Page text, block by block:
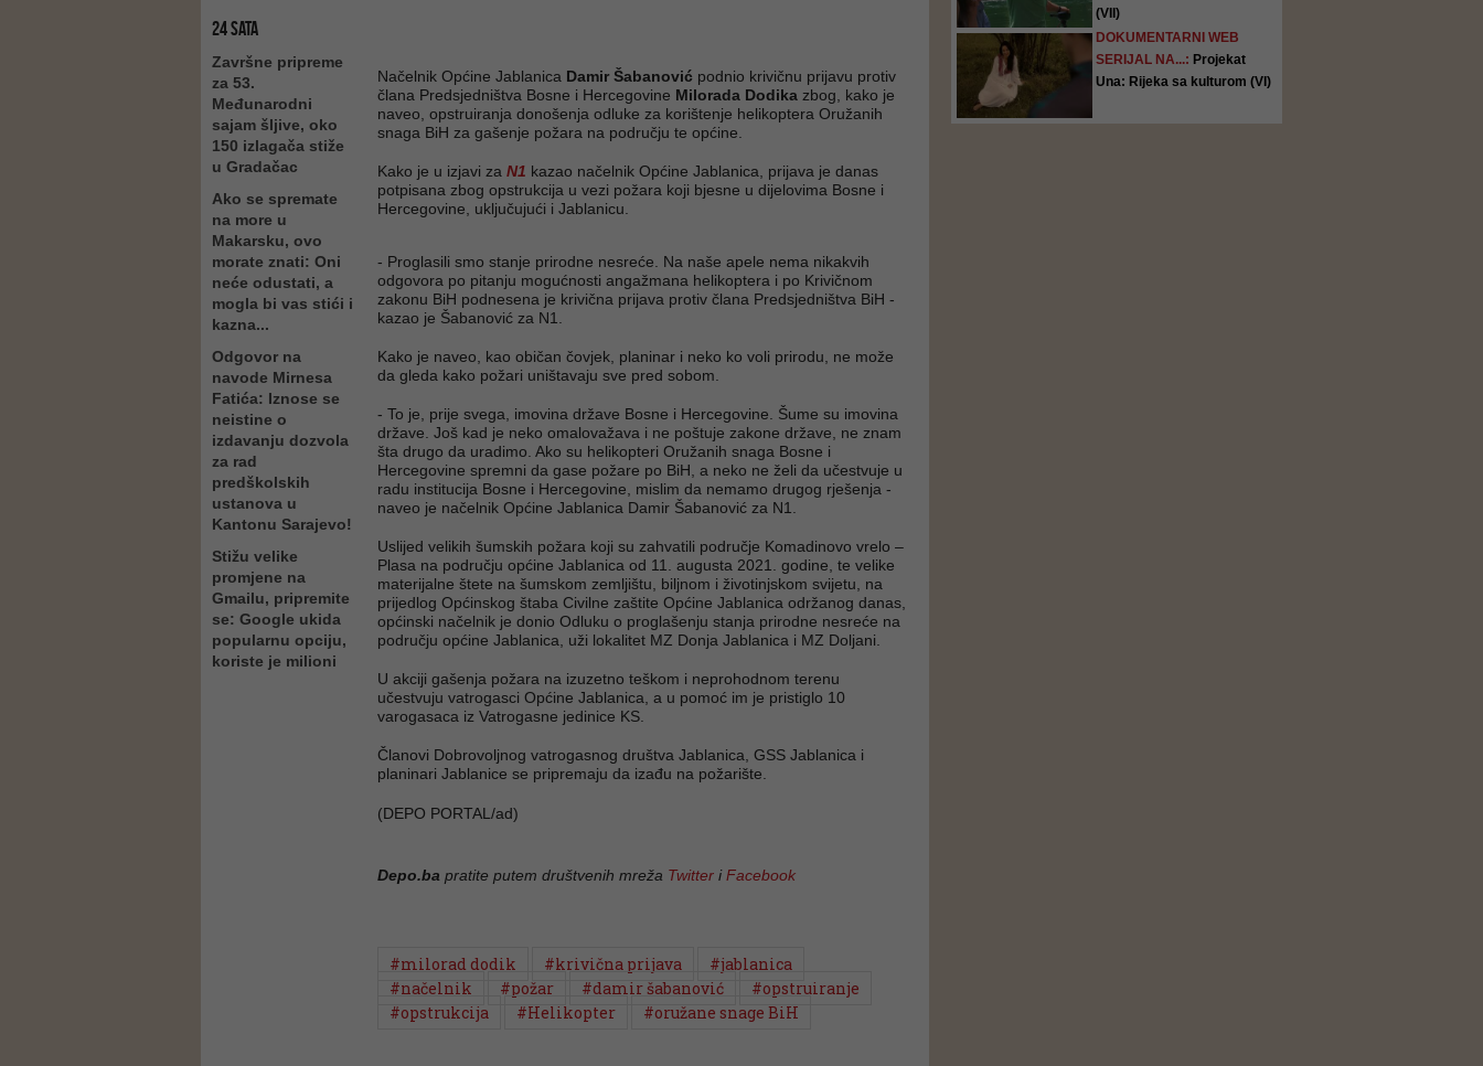
24 SATA
Završne pripreme
za 53.
Međunarodni
sajam šljive, oko
150 izlagača stiže
u Gradačac
Ako se spremate
na more u
Makarsku, ovo
morate znati: Oni
neće odustati, a
mogla bi vas stići i
kazna...
Odgovor na
navode Mirnesa
Fatića: Iznose se
neistine o
izdavanju dozvola
za rad
predškolskih
ustanova u
Kantonu Sarajevo!
Stižu velike
promjene na
Gmailu, pripremite
se: Google ukida
popularnu opciju,
koriste je milioni
Načelnik Općine Jablanica Damir Šabanović podnio krivičnu prijavu protiv
člana Predsjedništva Bosne i Hercegovine Milorada Dodika zbog, kako je
naveo, opstruiranja donošenja odluke za korištenje helikoptera Oružanih
snaga BiH za gašenje požara na području te općine.
Kako je u izjavi za N1 kazao načelnik Općine Jablanica, prijava je danas
potpisana zbog opstrukcija u vezi požara koji bjesne u dijelovima Bosne i
Hercegovine, uključujući i Jablanicu.
- Proglasili smo stanje prirodne nesreće. Na naše apele nema nikakvih
odgovora po pitanju mogućnosti angažmana helikoptera i po Krivičnom
zakonu BiH podnesena je krivična prijava protiv člana Predsjedništva BiH -
kazao je Šabanović za N1.
Kako je naveo, kao običan čovjek, planinar i neko ko voli prirodu, ne može
da gleda kako požari uništavaju sve pred sobom.
- To je, prije svega, imovina države Bosne i Hercegovine. Šume su imovina
države. Još kad je neko omalovažava i ne poštuje zakone države, ne znam
šta drugo da uradimo. Ako su helikopteri Oružanih snaga Bosne i
Hercegovine spremni da gase požare po BiH, a neko ne želi da učestvuje u
radu institucija Bosne i Hercegovine, mislim da nemamo drugog rješenja -
naveo je načelnik Općine Jablanica Damir Šabanović za N1.
Uslijed velikih šumskih požara koji su zahvatili područje Komadinovo vrelo –
Plasa na području općine Jablanica od 11. augusta 2021. godine, te velike
materijalne štete na šumskom zemljištu, biljnom i životinjskom svijetu, na
prijedlog Općinskog štaba Civilne zaštite Općine Jablanica održanog danas,
općinski načelnik je donio Odluku o proglašenju stanja prirodne nesreće na
području općine Jablanica, uži lokalitet MZ Donja Jablanica i MZ Doljani.
U akciji gašenja požara na izuzetno teškom i neprohodnom terenu
učestvuju vatrogasci Općine Jablanica, a u pomoć im je pristiglo 10
varogasaca iz Vatrogasne jedinice KS.
Članovi Dobrovoljnog vatrogasnog društva Jablanica, GSS Jablanica i
planinari Jablanice se pripremaju da izađu na požarište.
(DEPO PORTAL/ad)
Depo.ba pratite putem društvenih mreža Twitter iFacebook
#milorad dodik #krivična prijava
#jablanica
#načelnik
#požar #damir šabanović
#opstruiranje
#opstrukcija
#Helikopter #oružane snage BiH
(VII)
DOKUMENTARNI WEB
SERIJAL NA...: Projekat
Una: Rijeka sa kulturom (VI)